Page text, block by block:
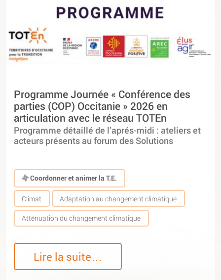
Programme Journée « Conférence des
parties (COP) Occitanie » 2026 en
articulation avec le réseau TOTEn
Programme détaillé de l’aprés-midi : ateliers et
acteurs présents au forum des Solutions
Coordonner et animer la T.E.
Climat Adaptation au changement climatique
Atténuation du changement climatique
Lire la suite…